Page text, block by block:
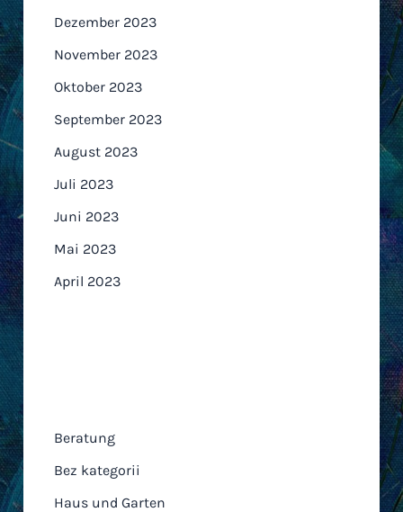
Dezember 2023
November 2023
Oktober 2023
September 2023
August 2023
Juli 2023
Juni 2023
Mai 2023
April 2023
Beratung
Bez kategorii
Haus und Garten